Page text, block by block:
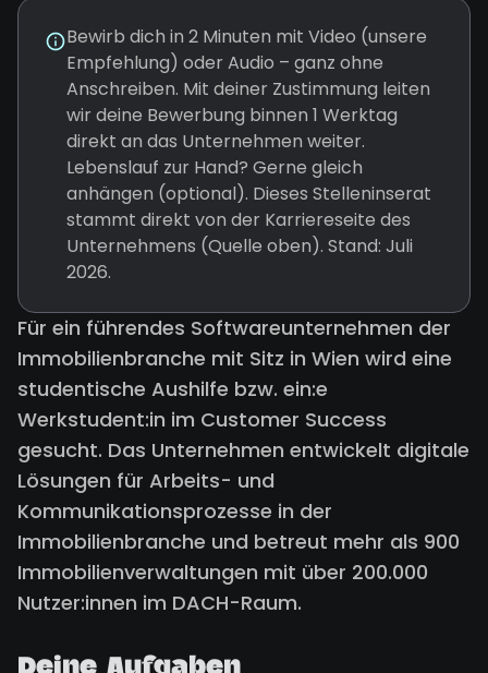
Bewirb dich in 2 Minuten mit Video (unsere
Empfehlung) oder Audio – ganz ohne
Anschreiben. Mit deiner Zustimmung leiten
wir deine Bewerbung binnen 1 Werktag
direkt an das Unternehmen weiter.
Lebenslauf zur Hand? Gerne gleich
anhängen (optional). Dieses Stelleninserat
stammt direkt von der Karriereseite des
Unternehmens (Quelle oben). Stand: Juli
2026.
Für ein führendes Softwareunternehmen der
Immobilienbranche mit Sitz in Wien wird eine
studentische Aushilfe bzw. ein:e
Werkstudent:in im Customer Success
gesucht. Das Unternehmen entwickelt digitale
Lösungen für Arbeits- und
Kommunikationsprozesse in der
Immobilienbranche und betreut mehr als 900
Immobilienverwaltungen mit über 200.000
Nutzer:innen im DACH-Raum.